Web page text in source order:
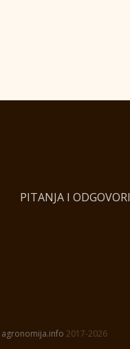
PITANJA I ODGOVORI
agronomija.info 2017-2026